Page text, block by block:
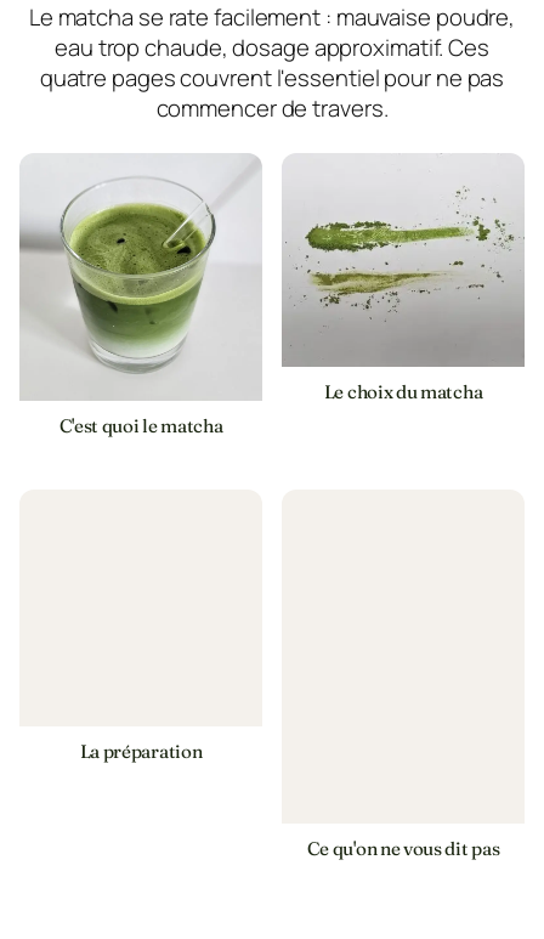
Le matcha se rate facilement : mauvaise poudre,
eau trop chaude, dosage approximatif. Ces
quatre pages couvrent l'essentiel pour ne pas
commencer de travers.
C'est quoi le matcha
Le choix du matcha
La préparation
Ce qu'on ne vous dit pas